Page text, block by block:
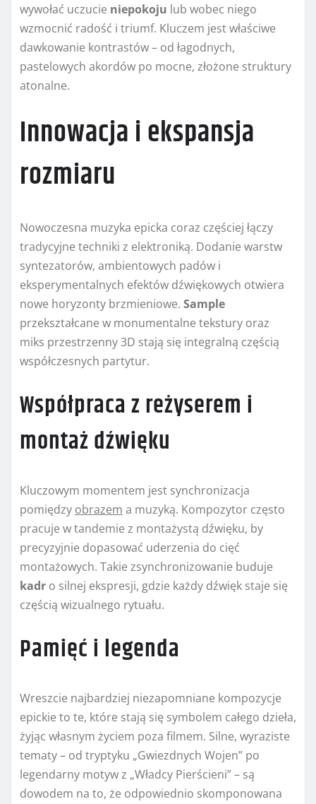
wywołać uczucie niepokoju lub wobec niego
wzmocnić radość i triumf. Kluczem jest właściwe
dawkowanie kontrastów – od łagodnych,
pastelowych akordów po mocne, złożone struktury
atonalne.
Innowacja i ekspansja
rozmiaru
Nowoczesna muzyka epicka coraz częściej łączy
tradycyjne techniki z elektroniką. Dodanie warstw
syntezatorów, ambientowych padów i
eksperymentalnych efektów dźwiękowych otwiera
nowe horyzonty brzmieniowe. Sample
przekształcane w monumentalne tekstury oraz
miks przestrzenny 3D stają się integralną częścią
współczesnych partytur.
Współpraca z reżyserem i
montaż dźwięku
Kluczowym momentem jest synchronizacja
pomiędzy obrazem a muzyką. Kompozytor często
pracuje w tandemie z montażystą dźwięku, by
precyzyjnie dopasować uderzenia do cięć
montażowych. Takie zsynchronizowanie buduje
kadr o silnej ekspresji, gdzie każdy dźwięk staje się
częścią wizualnego rytuału.
Pamięć i legenda
Wreszcie najbardziej niezapomniane kompozycje
epickie to te, które stają się symbolem całego dzieła,
żyjąc własnym życiem poza filmem. Silne, wyraziste
tematy – od tryptyku „Gwiezdnych Wojen” po
legendarny motyw z „Władcy Pierścieni” – są
dowodem na to, że odpowiednio skomponowana